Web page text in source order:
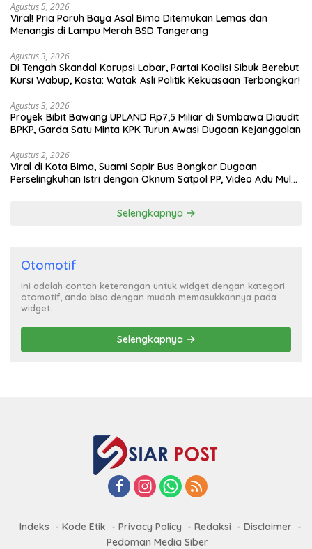
Agustus 5, 2026
Viral! Pria Paruh Baya Asal Bima Ditemukan Lemas dan
Menangis di Lampu Merah BSD Tangerang
Agustus 3, 2026
Di Tengah Skandal Korupsi Lobar, Partai Koalisi Sibuk Berebut
Kursi Wabup, Kasta: Watak Asli Politik Kekuasaan Terbongkar!
Agustus 3, 2026
Proyek Bibit Bawang UPLAND Rp7,5 Miliar di Sumbawa Diaudit
BPKP, Garda Satu Minta KPK Turun Awasi Dugaan Kejanggalan
Agustus 2, 2026
Viral di Kota Bima, Suami Sopir Bus Bongkar Dugaan
Perselingkuhan Istri dengan Oknum Satpol PP, Video Adu Mulut
Selengkapnya
Otomotif
Ini adalah contoh keterangan untuk widget dengan kategori
otomotif, anda bisa dengan mudah memasukkannya pada
widget.
Selengkapnya
Indeks Kode Etik Privacy Policy Redaksi
Disclaimer
Pedoman Media Siber